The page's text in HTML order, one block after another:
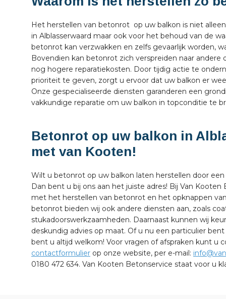
Het herstellen van betonrot op uw balkon is niet
in Alblasserwaard maar ook voor het behoud van de
betonrot kan verzwakken en zelfs gevaarlijk worden,
Bovendien kan betonrot zich verspreiden naar
nog hogere reparatiekosten. Door tijdig actie te
prioriteit te geven, zorgt u ervoor dat uw balkon er
Onze gespecialiseerde diensten garanderen een
vakkundige reparatie om uw balkon in topconditie te
Betonrot op uw balkon in
met van Kooten!
Wilt u betonrot op uw balkon laten herstellen door
Dan bent u bij ons aan het juiste adres! Bij Van
met het herstellen van betonrot en het opknappen
betonrot bieden wij ook andere diensten aan, zoals
stukadoorswerkzaamheden. Daarnaast kunnen wij
deskundig advies op maat. Of u nu een particulier
bent u altijd welkom! Voor vragen of afspraken kunt u
contactformulier op onze website, per e-mail:
0180 472 634. Van Kooten Betonservice staat voor u